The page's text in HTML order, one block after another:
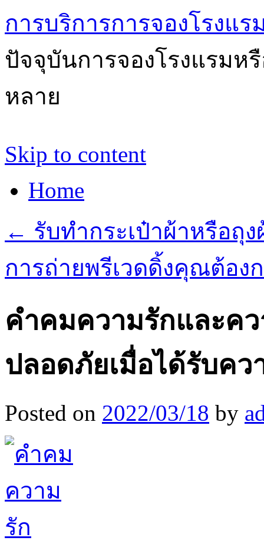
การบริการการจองโรงแ
ปัจจุบันการจองโรงแรมห
หลาย
Skip to content
Home
← รับทำกระเป๋าผ้าหรือถุ
การถ่ายพรีเวดดิ้งคุณต้อง
คําคมความรักและค
ปลอดภัยเมื่อได้รับคว
Posted on 2022/03/18 by